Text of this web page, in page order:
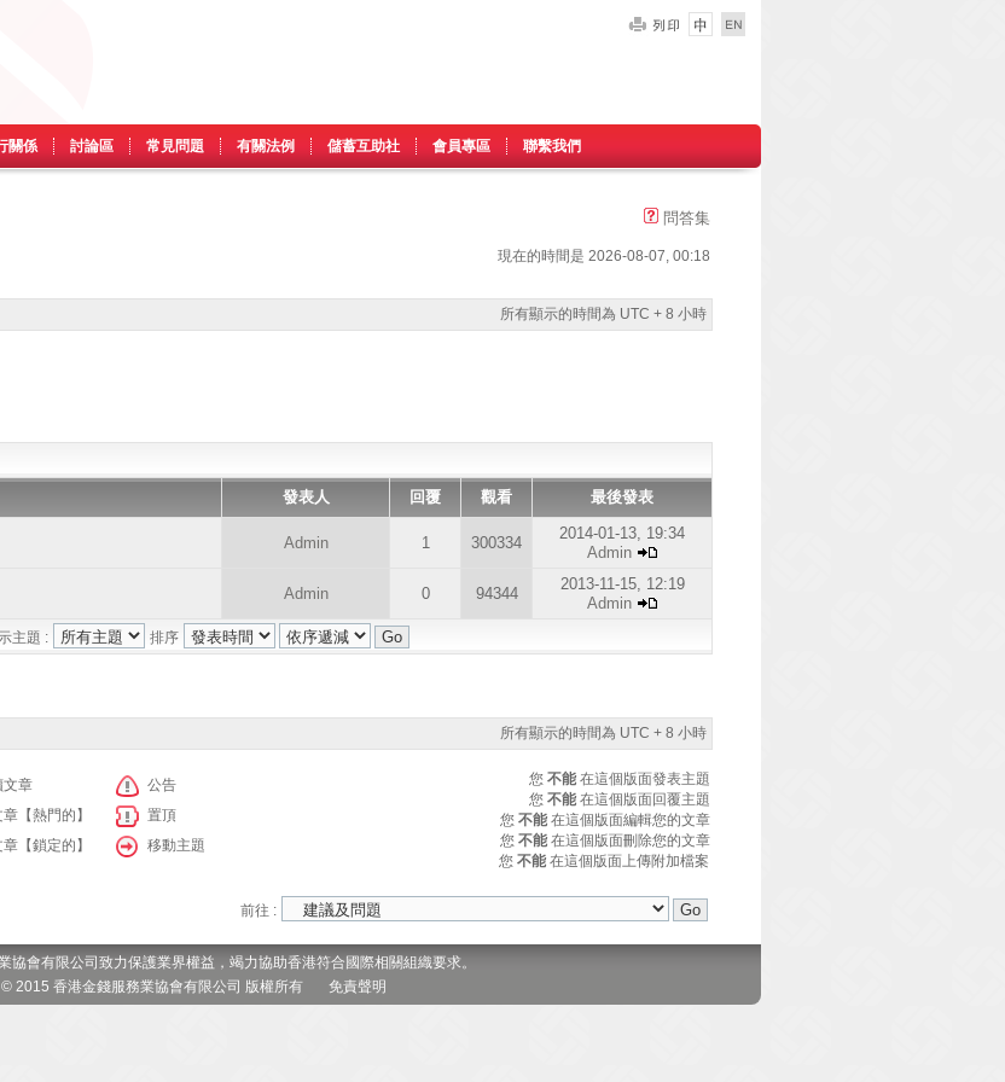
關係 討論區 常見問題 有關法例 儲蓄互助社 會員專區 聯繫我們
問答集
現在的時間是 2026-08-07, 00:18
所有顯示的時間為 UTC + 8 小時
發表人 回覆 觀看 最後發表
Admin 1 300334
2014-01-13, 19:34
Admin
Admin 0 94344
2013-11-15, 12:19
Admin
主題 : 排序
所有顯示的時間為 UTC + 8 小時
文章
公告
【熱門的】
置頂
【鎖定的】 移動主題
您 不能 在這個版面發表主題
您 不能 在這個版面回覆主題
您 不能 在這個版面編輯您的文章
您 不能 在這個版面刪除您的文章
您 不能 在這個版面上傳附加檔案
前往 :
協會有限公司致力保護業界權益，竭力協助香港符合國際相關組織要求。
© 2015 香港金錢服務業協會有限公司 版權所有 免責聲明